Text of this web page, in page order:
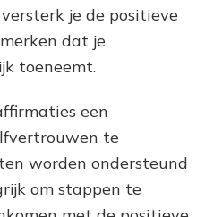
je de positieve
dat je
toeneemt.
een
te
worden ondersteund
om stappen te